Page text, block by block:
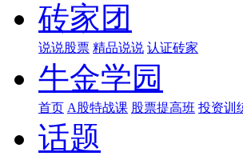
砖家团
说说股票 精品说说 认证砖家
牛金学园
首页 A股特战课 股票提高班 投资训
话题